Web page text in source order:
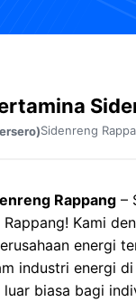
Sidenreng
Rappang –
Kami
energi
industri energi
luar biasa bagi